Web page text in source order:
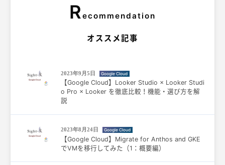
Recommendation
オススメ記事
2023年9月5日 Google Cloud
【Google Cloud】Looker Studio × Looker Studi
o Pro × Looker を徹底比較！機能・選び方を解
説
2023年8月24日 Google Cloud
【Google Cloud】Migrate for Anthos and GKE
でVMを移行してみた（1：概要編）